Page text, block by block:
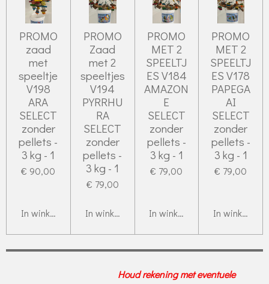
PROMO
zaad
met
speeltje
V198
ARA
SELECT
zonder
pellets -
3 kg - 1
€ 90,00
In winkelwagen
PROMO
Zaad
met 2
speeltjes
V194
PYRRHU
RA
SELECT
zonder
pellets -
3 kg - 1
€ 79,00
In winkelwagen
PROMO
MET 2
SPEELTJ
ES V184
AMAZON
E
SELECT
zonder
pellets -
3 kg - 1
€ 79,00
In winkelwagen
PROMO
MET 2
SPEELTJ
ES V178
PAPEGA
AI
SELECT
zonder
pellets -
3 kg - 1
€ 79,00
In
Houd rekening met eventuele